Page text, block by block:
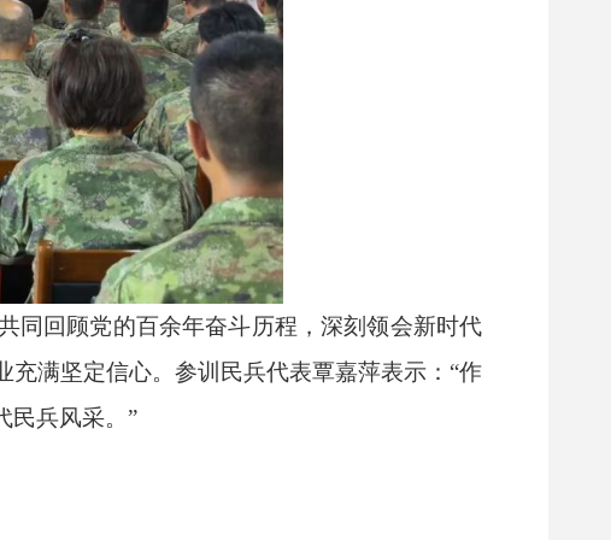
同回顾党的百余年奋斗历程，深刻领会新时代
满坚定信心。参训民兵代表覃嘉萍表示：“作
民兵风采。”